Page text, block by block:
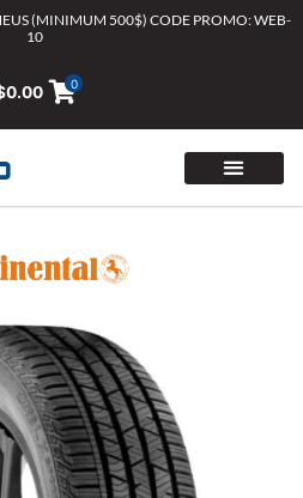
(MINIMUM 500$) CODE PROMO: WEB-
10
0.00 0